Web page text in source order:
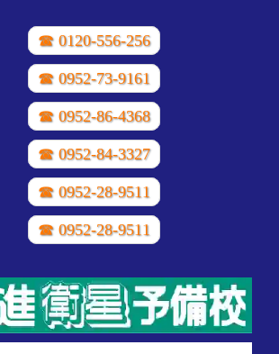
☎ 0120-556-256
☎ 0952-73-9161
☎ 0952-86-4368
☎ 0952-84-3327
☎ 0952-28-9511
☎ 0952-28-9511